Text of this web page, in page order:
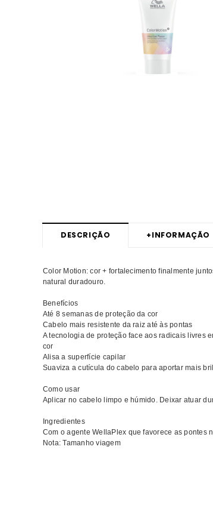
DESCRIÇÃO +INFORMAÇÃO
Color Motion: cor + fortalecimento finalmente
natural duradouro.
Benefícios
Até 8 semanas de proteção da cor
Cabelo mais resistente da raiz até às pontas
A tecnologia de proteção face aos radicais livres
cor
Alisa a superfície capilar
Suaviza a cutícula do cabelo para aportar mais
Como usar
Aplicar no cabelo limpo e húmido. Deixar atuar
Ingredientes
Com o agente WellaPlex que favorece as pontes
Nota: Tamanho viagem